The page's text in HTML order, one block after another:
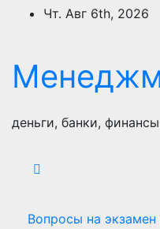
ПерейтиЧт. Авг 6th, 2026
деньги, банки, финансы
Вопросы на экзамен